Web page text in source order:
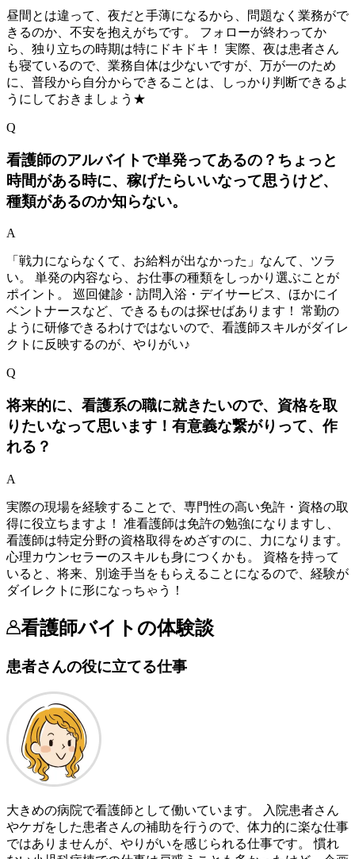
昼間とは違って、夜だと手薄になるから、問題なく業務がで
きるのか、不安を抱えがちです。 フォローが終わってか
ら、独り立ちの時期は特にドキドキ！ 実際、夜は患者さん
も寝ているので、業務自体は少ないですが、万が一のため
に、普段から自分からできることは、しっかり判断できるよ
うにしておきましょう★
Q
看護師のアルバイトで単発ってあるの？ちょっと
時間がある時に、稼げたらいいなって思うけど、
種類があるのか知らない。
A
「戦力にならなくて、お給料が出なかった」なんて、ツラ
い。 単発の内容なら、お仕事の種類をしっかり選ぶことが
ポイント。 巡回健診・訪問入浴・デイサービス、ほかにイ
ベントナースなど、できるものは探せばあります！ 常勤の
ように研修できるわけではないので、看護師スキルがダイレ
クトに反映するのが、やりがい♪
Q
将来的に、看護系の職に就きたいので、資格を取
りたいなって思います！有意義な繋がりって、作
れる？
A
実際の現場を経験することで、専門性の高い免許・資格の取
得に役立ちますよ！ 准看護師は免許の勉強になりますし、
看護師は特定分野の資格取得をめざすのに、力になります。
心理カウンセラーのスキルも身につくかも。 資格を持って
いると、将来、別途手当をもらえることになるので、経験が
ダイレクトに形になっちゃう！
看護師バイトの体験談
患者さんの役に立てる仕事
大きめの病院で看護師として働いています。 入院患者さん
やケガをした患者さんの補助を行うので、体力的に楽な仕事
ではありませんが、やりがいを感じられる仕事です。 慣れ